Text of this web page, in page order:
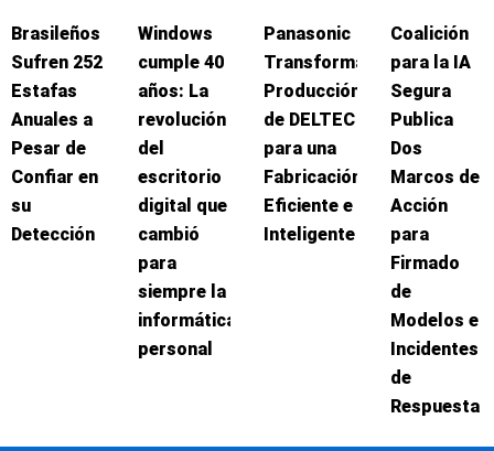
Brasileños
Sufren 252
Estafas
Anuales a
Pesar de
Confiar en
su
Detección
Windows
cumple 40
años: La
revolución
del
escritorio
digital que
cambió
para
siempre la
informática
personal
Panasonic
Transforma
Producción
de DELTEC
para una
Fabricación
Eficiente e
Inteligente
Coalición
para la IA
Segura
Publica
Dos
Marcos de
Acción
para
Firmado
de
Modelos e
Incidentes
de
Respuesta